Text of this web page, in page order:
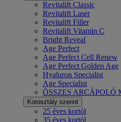
Revitalift Classic
Revitalift Laser
Revitalift Filler
Revitalift Vitamin C
Bright Reveal
Age Perfect
Age Perfect Cell Renew
Age Perfect Golden Age
Hyaluron Specialist
Age Specialist
ÖSSZES ARCÁPOLÓ
Korosztály szerint
25 éves kortól
35 éves kortól